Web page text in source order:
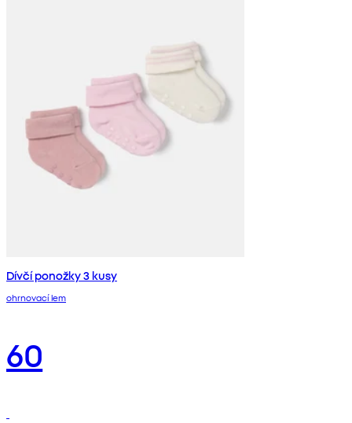
Dívčí ponožky 3 kusy
ohrnovací lem
60